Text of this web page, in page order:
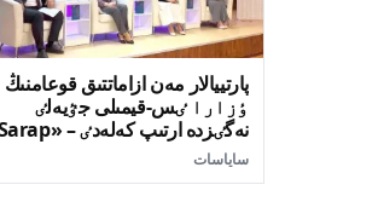
پارتييالار مەن ازاماتتىق قوعامنىڭ
ٶزارا ٸس-قيمىلى جٷيەلٸ
كلۋبىنىڭ ساراپشىلارى
ساياسات